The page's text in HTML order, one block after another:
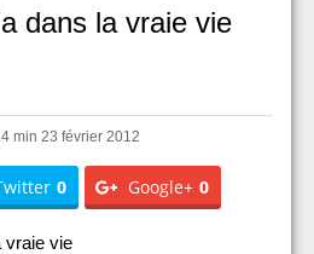
dans la vraie vie
min 23 février 2012
0 Google+ 0
vraie vie